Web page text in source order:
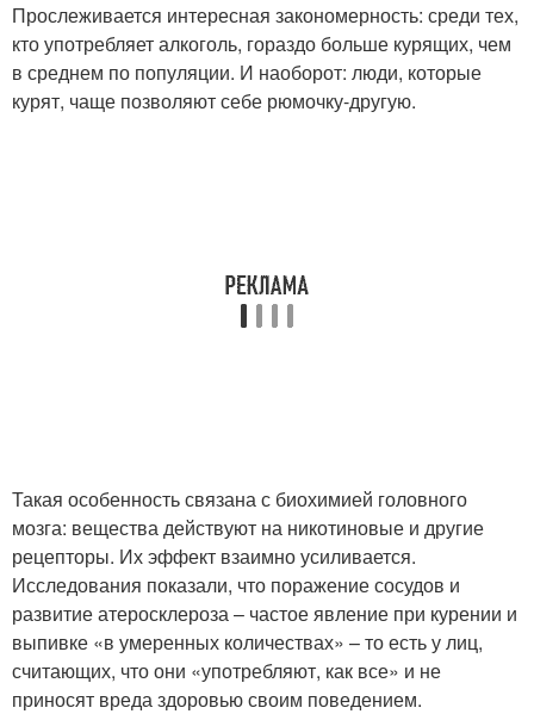
Прослеживается интересная закономерность: среди тех,
кто употребляет алкоголь, гораздо больше курящих, чем
в среднем по популяции. И наоборот: люди, которые
курят, чаще позволяют себе рюмочку-другую.
Такая особенность связана с биохимией головного
мозга: вещества действуют на никотиновые и другие
рецепторы. Их эффект взаимно усиливается.
Исследования показали, что поражение сосудов и
развитие атеросклероза – частое явление при курении и
выпивке «в умеренных количествах» – то есть у лиц,
считающих, что они «употребляют, как все» и не
приносят вреда здоровью своим поведением.